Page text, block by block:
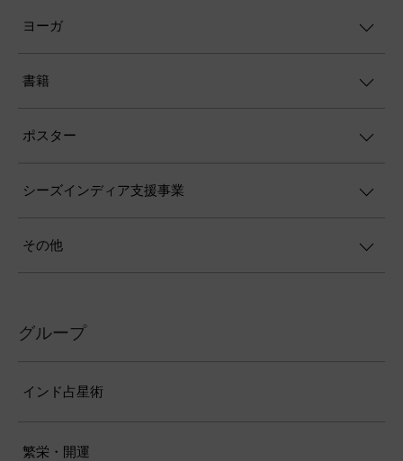
ヨーガ
書籍
ポスター
シーズインディア支援事業
その他
グループ
インド占星術
繁栄・開運